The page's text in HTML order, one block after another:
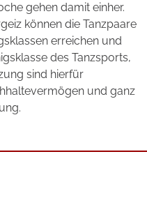
gehen damit einher.
können die Tanzpaare
erreichen und
des Tanzsports,
sind hierfür
und ganz